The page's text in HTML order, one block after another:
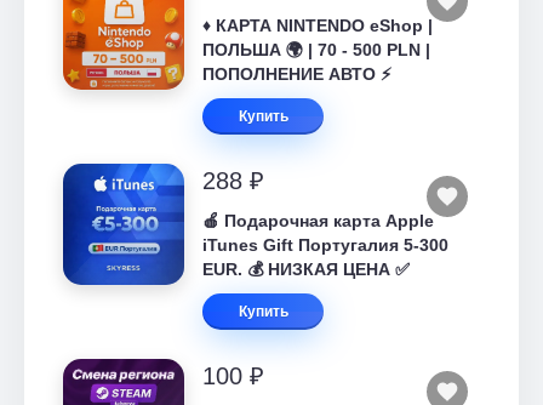
♦️ КАРТА NINTENDO eShop |
ПОЛЬША 🌍 | 70 - 500 PLN |
ПОПОЛНЕНИЕ АВТО ⚡
Купить
288 ₽
🍎 Подарочная карта Apple
iTunes Gift Португалия 5-300
EUR. 💰 НИЗКАЯ ЦЕНА ✅
Купить
100 ₽